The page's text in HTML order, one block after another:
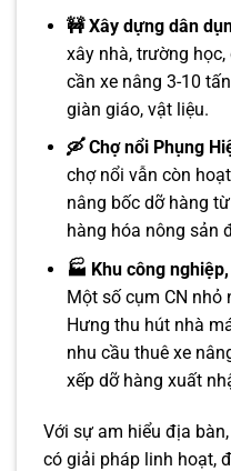
🚧 Xây dựng dân
xây nhà, trường
cần xe nâng 3-10
giàn giáo, vật liệu.
🛶 Chợ nổi Phụng
chợ nổi vẫn còn
nâng bốc dỡ hàng
hàng hóa nông sản
🏭 Khu công
Một số cụm CN nhỏ
Hưng thu hút nhà
nhu cầu thuê xe
xếp dỡ hàng xuất
Với sự am hiểu địa
có giải pháp linh hoạt,